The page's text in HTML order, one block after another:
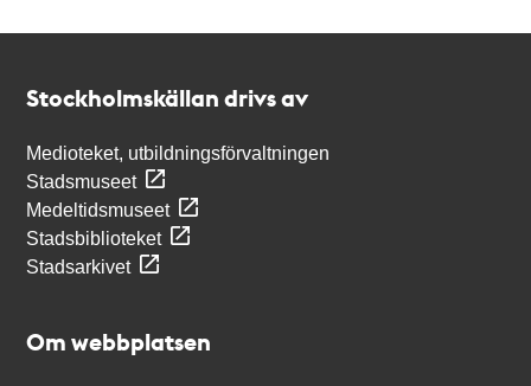
Stockholmskällan drivs av
Medioteket, utbildningsförvaltningen
Stadsmuseet
Medeltidsmuseet
Stadsbiblioteket
Stadsarkivet
Om webbplatsen